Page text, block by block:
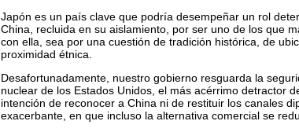
Japón es un país clave que podría desempeñar un rol
China, recluida en su aislamiento, por ser uno de los que
con ella, sea por una cuestión de tradición histórica, de
proximidad étnica.
Desafortunadamente, nuestro gobierno resguarda la
nuclear de los Estados Unidos, el más acérrimo detractor
intención de reconocer a China ni de restituir los canales
exacerbante, en que incluso la alternativa comercial se